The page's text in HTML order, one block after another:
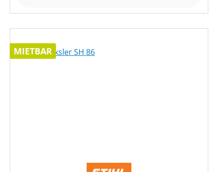
MIETBAR